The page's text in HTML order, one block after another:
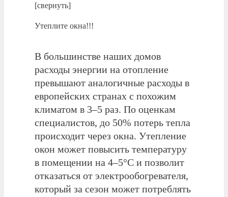
[свернуть]
Утеплите окна!!!
В большинстве наших домов
расходы энергии на отопление
превышают аналогичные расходы в
европейских странах с похожим
климатом в 3–5 раз. По оценкам
специалистов, до 50% потерь тепла
происходит через окна. Утепление
окон может повысить температуру
в помещении на 4–5°С и позволит
отказаться от электрообогревателя,
который за сезон может потреблять